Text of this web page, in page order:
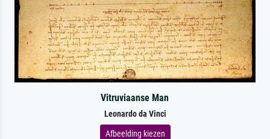
Vitruviaanse Man
Leonardo da Vinci
Afbeelding kiezen